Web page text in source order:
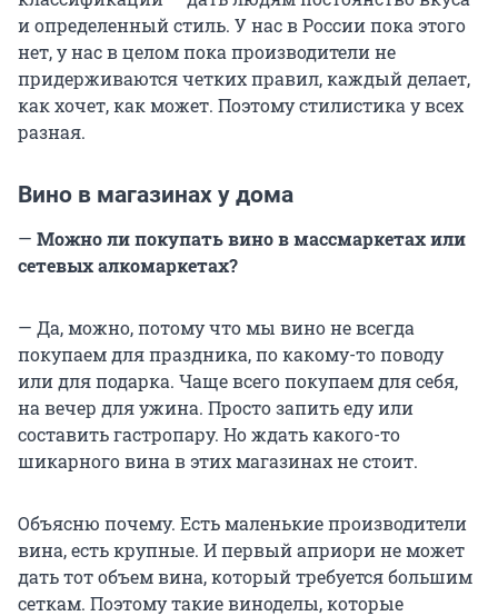
и определенный стиль. У нас в России пока этого
нет, у нас в целом пока производители не
придерживаются четких правил, каждый делает,
как хочет, как может. Поэтому стилистика у всех
разная.
Вино в магазинах у дома
— Можно ли покупать вино в массмаркетах или
сетевых алкомаркетах?
— Да, можно, потому что мы вино не всегда
покупаем для праздника, по какому-то поводу
или для подарка. Чаще всего покупаем для себя,
на вечер для ужина. Просто запить еду или
составить гастропару. Но ждать какого-то
шикарного вина в этих магазинах не стоит.
Объясню почему. Есть маленькие производители
вина, есть крупные. И первый априори не может
дать тот объем вина, который требуется большим
сеткам. Поэтому такие виноделы, которые